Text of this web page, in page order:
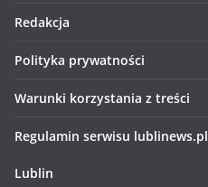
Redakcja
Polityka prywatności
Warunki korzystania z treści
Regulamin serwisu lublinews.pl
Lublin